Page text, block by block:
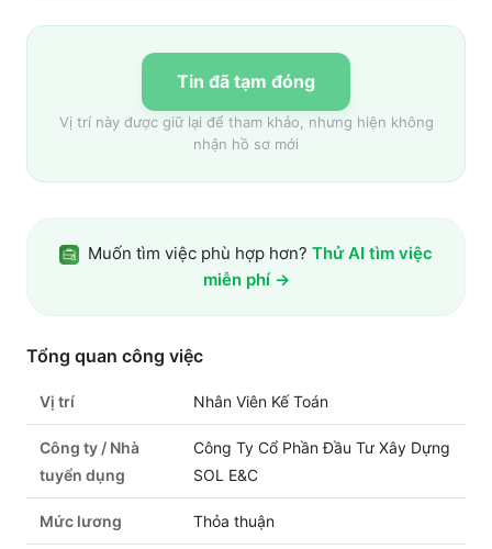
Tin đã tạm đóng
Vị trí này được giữ lại để tham khảo, nhưng hiện không
nhận hồ sơ mới
Muốn tìm việc phù hợp hơn? Thử AI tìm việc
miễn phí →
Tổng quan công việc
Vị trí Nhân Viên Kế Toán
Công ty / Nhà
tuyển dụng
Công Ty Cổ Phần Đầu Tư Xây Dựng
SOL E&C
Mức lương Thỏa thuận